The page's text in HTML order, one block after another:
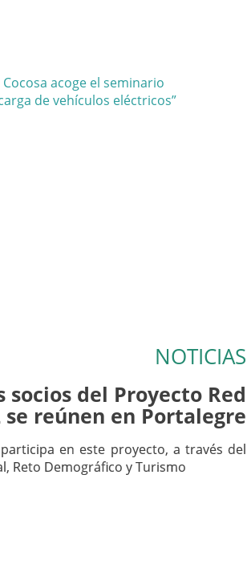
NOTICIAS
socios del Proyecto Red
se reúnen en Portalegre
en este proyecto, a través del
Reto Demográfico y Turismo